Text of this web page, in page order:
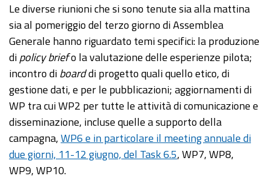
Le diverse riunioni che si sono tenute sia alla mattina
sia al pomeriggio del terzo giorno di Assemblea
Generale hanno riguardato temi specifici: la produzione
dipolicy briefo la valutazione delle esperienze pilota;
incontro diboarddi progetto quali quello etico, di
gestione dati, e per le pubblicazioni; aggiornamenti di
WP tra cui WP2 per tutte le attività di comunicazione e
disseminazione, incluse quelle a supporto della
campagna,WP6 e in particolare il meeting annuale di
due giorni, 11-12 giugno, del Task 6.5, WP7, WP8,
WP9, WP10.